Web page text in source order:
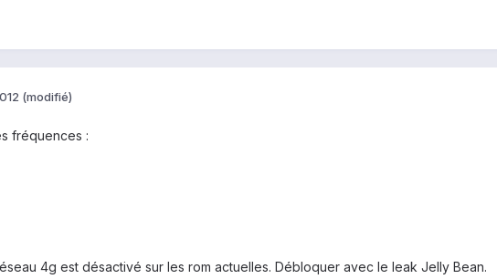
(modifié)
fréquences :
4g est désactivé sur les rom actuelles. Débloquer avec le leak Jelly Bean.